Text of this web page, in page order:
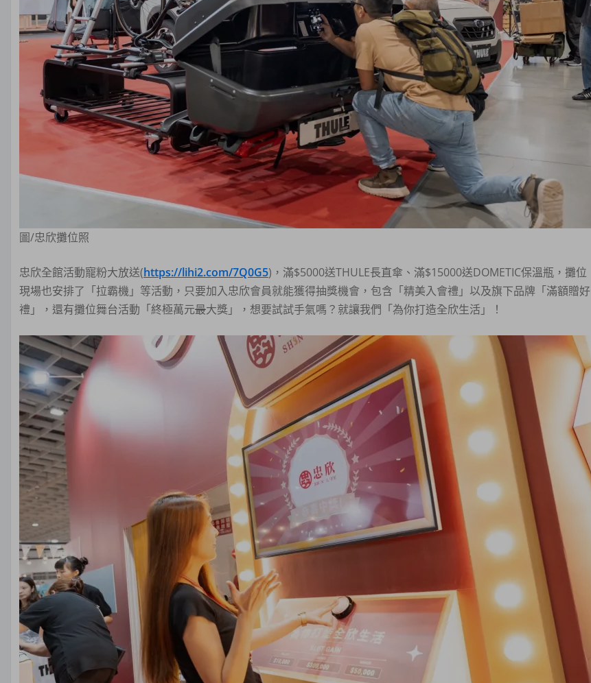
圖/忠欣攤位照
忠欣全館活動寵粉大放送(https://lihi2.com/7Q0G5)，滿$5000送THULE長直傘、滿$15000送DOMETIC保溫瓶，攤位
現場也安排了「拉霸機」等活動，只要加入忠欣會員就能獲得抽獎機會，包含「精美入會禮」以及旗下品牌「滿額贈好
禮」，還有攤位舞台活動「終極萬元最大獎」，想要試試手氣嗎？就讓我們「為你打造全欣生活」！